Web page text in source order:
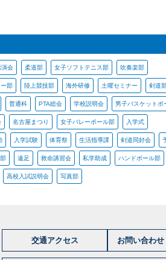
演会 柔道部 女子ソフトテニス部 吹奏楽部
部 陸上競技部 海外研修 土曜セミナー 剣道
普通科 PTA総会 学校説明会 男子バスケットボ
名古屋まつり 女子バレーボール部 入学式
入学試験 体育祭 生活指導課 剣道同好会
遠足 救命講習会 私学助成 ハンドボール部
高校入試説明会 写真部
交通アクセス お問い合わ